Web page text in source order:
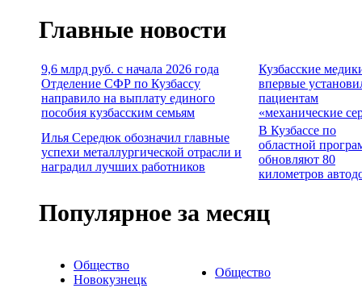
Главные новости
9,6 млрд руб. с начала 2026 года
Отделение СФР по Кузбассу
направило на выплату единого
пособия кузбасским семьям
Кузбасские
впервые
пациентам
«механические
Илья Середюк обозначил главные
успехи металлургической отрасли и
наградил лучших работников
В Кузбассе по
областной
обновляют 80
километров
Популярное за месяц
Общество
Новокузнецк
Общество